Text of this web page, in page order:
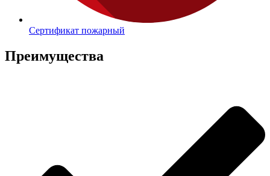
Сертификат пожарный
Преимущества